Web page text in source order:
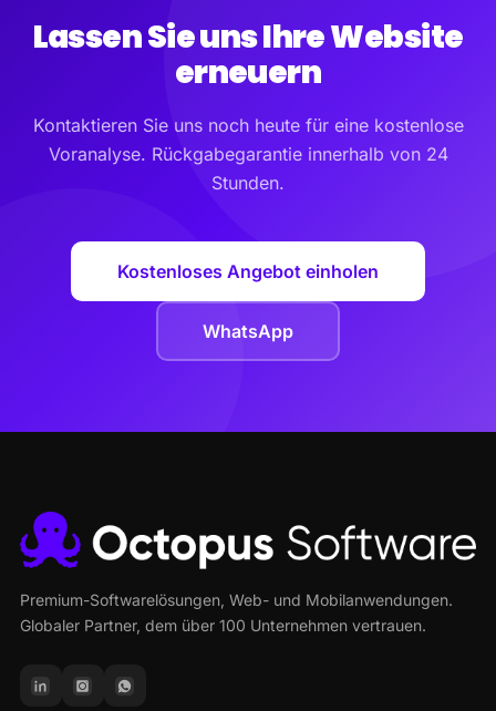
Lassen Sie uns Ihre Website
erneuern
Kontaktieren Sie uns noch heute für eine kostenlose
Voranalyse. Rückgabegarantie innerhalb von 24
Stunden.
Kostenloses Angebot einholen
WhatsApp
Premium-Softwarelösungen, Web- und Mobilanwendungen.
Globaler Partner, dem über 100 Unternehmen vertrauen.